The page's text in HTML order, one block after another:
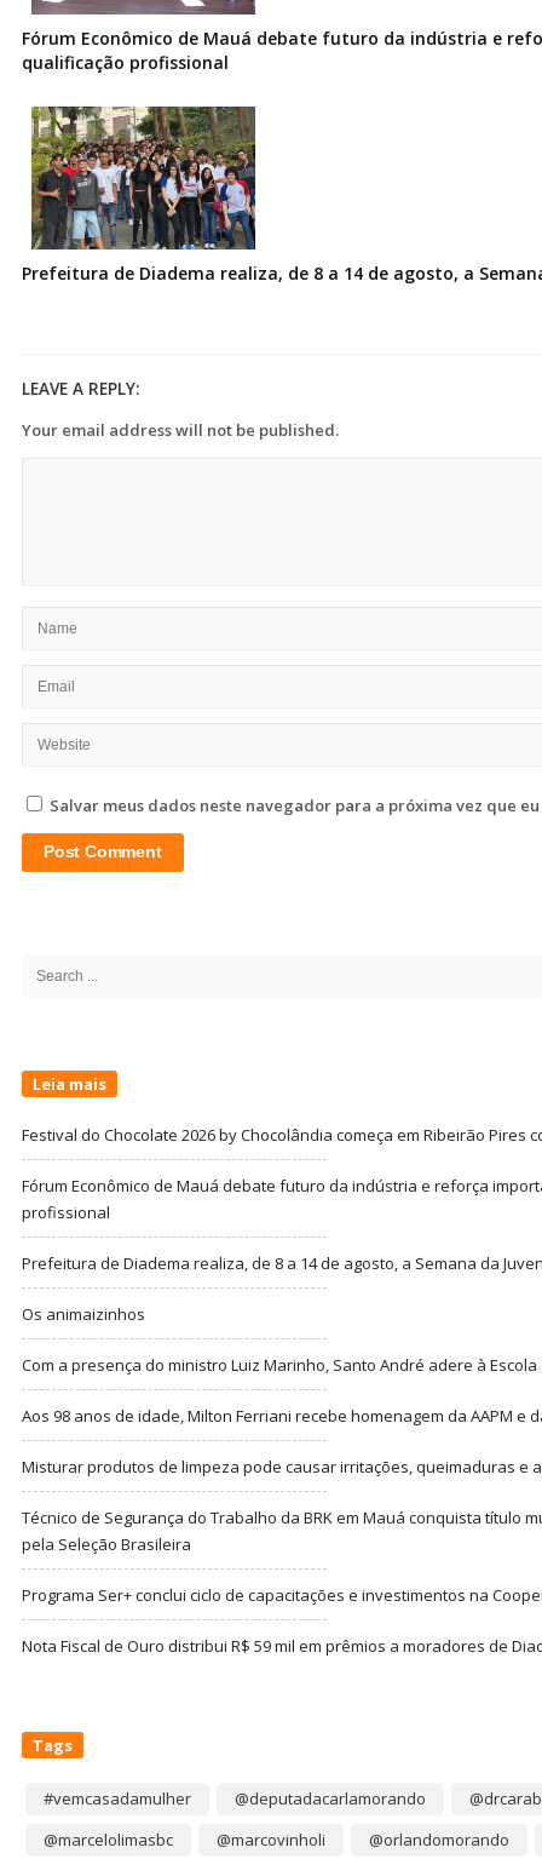
Fórum Econômico de Mauá debate futuro da indústria e
qualificação profissional
Prefeitura de Diadema realiza, de 8 a 14 de agosto, a
LEAVE A REPLY:
Your email address will not be published.
Salvar meus dados neste navegador para a próxima vez que
Search
Leia mais
Festival do Chocolate 2026 by Chocolândia começa em Ribeirão Pires
Fórum Econômico de Mauá debate futuro da indústria e reforça
profissional
Prefeitura de Diadema realiza, de 8 a 14 de agosto, a Semana da
Os animaizinhos
Com a presença do ministro Luiz Marinho, Santo André adere à
Aos 98 anos de idade, Milton Ferriani recebe homenagem da AAPM e
Misturar produtos de limpeza pode causar irritações, queimaduras e
Técnico de Segurança do Trabalho da BRK em Mauá conquista título
pela Seleção Brasileira
Programa Ser+ conclui ciclo de capacitações e investimentos na
Nota Fiscal de Ouro distribui R$ 59 mil em prêmios a moradores de
Tags
#vemcasadamulher @deputadacarlamorando
@marcelolimasbc
@marcovinholi @orlandomorando